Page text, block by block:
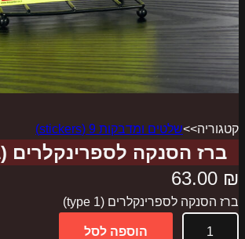
קטגוריה>>שלטים ומדבקות 9 (stickers)
ברז הסנקה לספרינקלרים (type 1)
63.00 ₪
ברז הסנקה לספרינקלרים (type 1)
הוספה לסל